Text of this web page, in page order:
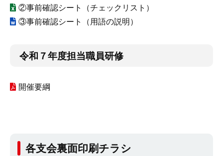
②事前確認シート（チェックリスト）
③事前確認シート（用語の説明）
令和７年度担当職員研修
開催要綱
各支会裏面印刷チラシ